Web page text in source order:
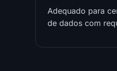
Adequado para
de dados com